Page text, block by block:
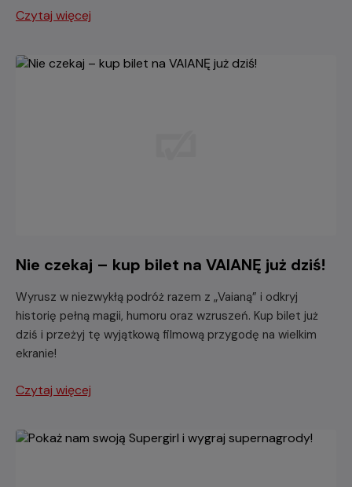
Czytaj więcej
Nie czekaj – kup bilet na VAIANĘ już dziś!
Wyrusz w niezwykłą podróż razem z „Vaianą” i odkryj
historię pełną magii, humoru oraz wzruszeń. Kup bilet już
dziś i przeżyj tę wyjątkową filmową przygodę na wielkim
ekranie!
Czytaj więcej